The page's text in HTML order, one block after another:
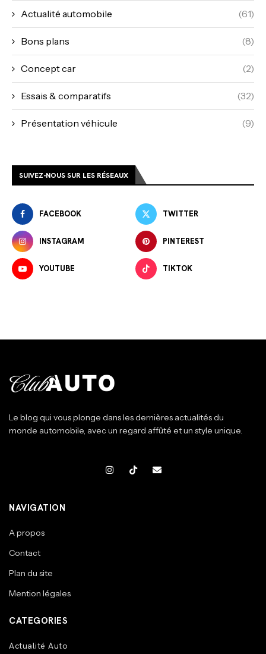
Actualité automobile (61)
Bons plans (8)
Concept car (2)
Essais & comparatifs (32)
Présentation véhicule (9)
SUIVEZ-NOUS SUR LES RÉSEAUX
FACEBOOK TWITTER
INSTAGRAM PINTEREST
YOUTUBE TIKTOK
Le blog qui vous plonge dans les dernières actualités du
monde automobile, avec un regard affûté et un style unique.
NAVIGATION
A propos
Contact
Plan du site
Mention légales
CATEGORIES
Actualité Auto